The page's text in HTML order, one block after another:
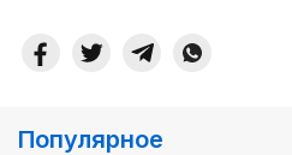
Популярное